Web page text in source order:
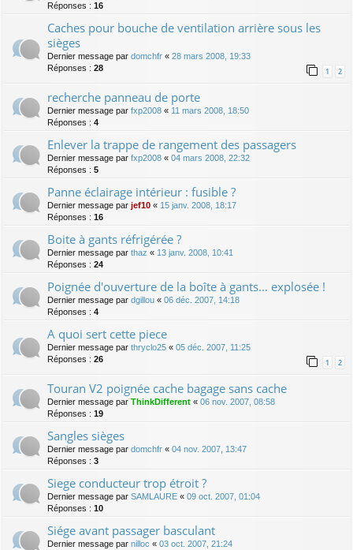
Réponses : 16
Caches pour bouche de ventilation arrière sous les
sièges
Dernier message par domchfr « 28 mars 2008, 19:33
Réponses : 28 1 2
recherche panneau de porte
Dernier message par fxp2008 « 11 mars 2008, 18:50
Réponses : 4
Enlever la trappe de rangement des passagers
Dernier message par fxp2008 « 04 mars 2008, 22:32
Réponses : 5
Panne éclairage intérieur : fusible ?
Dernier message par jef10 « 15 janv. 2008, 18:17
Réponses : 16
Boite à gants réfrigérée ?
Dernier message par thaz « 13 janv. 2008, 10:41
Réponses : 24
Poignée d'ouverture de la boîte à gants... explosée !
Dernier message par dgillou « 06 déc. 2007, 14:18
Réponses : 4
A quoi sert cette piece
Dernier message par thryclo25 « 05 déc. 2007, 11:25
Réponses : 26 1 2
Touran V2 poignée cache bagage sans cache
Dernier message par ThinkDifferent « 06 nov. 2007, 08:58
Réponses : 19
Sangles sièges
Dernier message par domchfr « 04 nov. 2007, 13:47
Réponses : 3
Siege conducteur trop étroit ?
Dernier message par SAMLAURE « 09 oct. 2007, 01:04
Réponses : 10
Siége avant passager basculant
Dernier message par nilloc « 03 oct. 2007, 21:24